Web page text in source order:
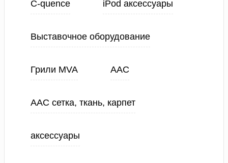
C-quence iPod аксессуары
Выставочное оборудование
Грили MVA ААС
ААС сетка, ткань, карпет
аксессуары